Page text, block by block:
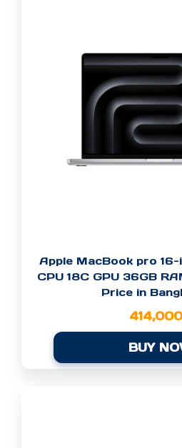
Apple MacBook pro 16-
CPU 18C GPU 36GB
Price in
414,000
BUY